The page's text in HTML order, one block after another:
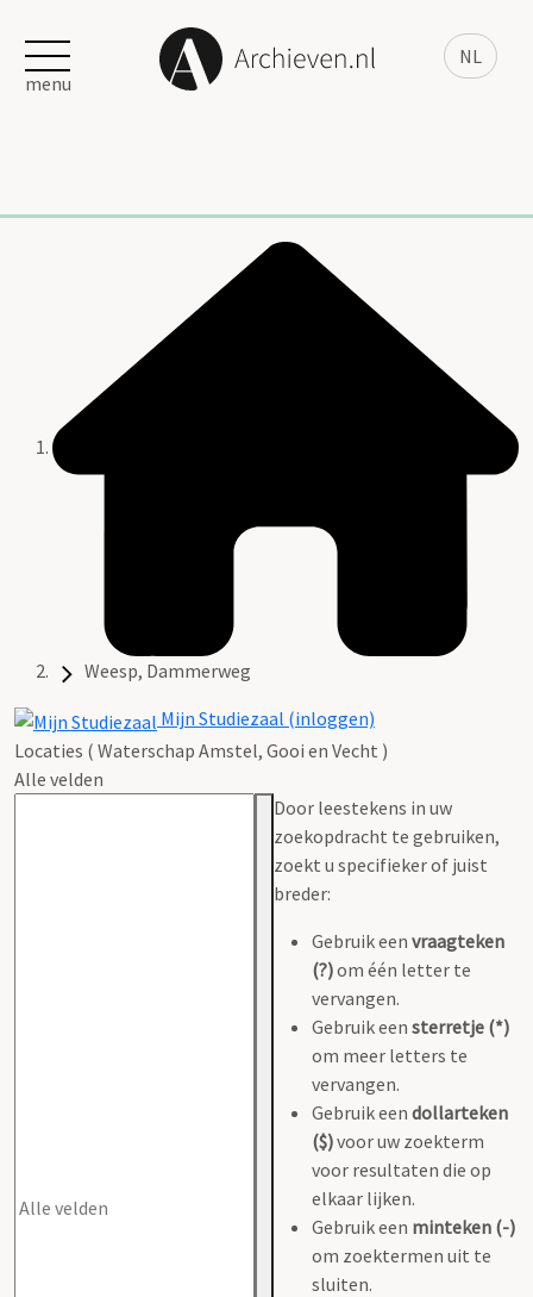
NL
menu
Weesp, Dammerweg
Mijn Studiezaal (inloggen)
Locaties ( Waterschap Amstel, Gooi en Vecht )
Alle velden
Door leestekens in uw
zoekopdracht te gebruiken,
zoekt u specifieker of juist
breder:
Gebruik een vraagteken
(?)om één letter te
vervangen.
Gebruik een sterretje (*)
om meer letters te
vervangen.
Gebruik een dollarteken
($)voor uw zoekterm
voor resultaten die op
elkaar lijken.
Gebruik een minteken (-)
om zoektermen uit te
sluiten.